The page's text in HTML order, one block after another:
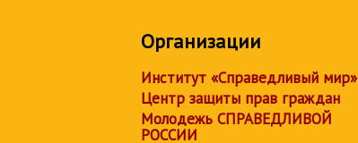
Организации
Институт «Справедливый мир»
Центр защиты прав граждан
Молодежь СПРАВЕДЛИВОЙ
РОССИИ